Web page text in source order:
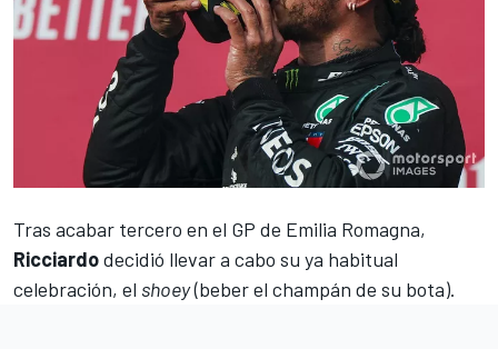
Tras acabar tercero en el GP de Emilia Romagna,
Ricciardodecidió llevar a cabo su ya habitual
celebración, el shoey(beber el champán de su bota).